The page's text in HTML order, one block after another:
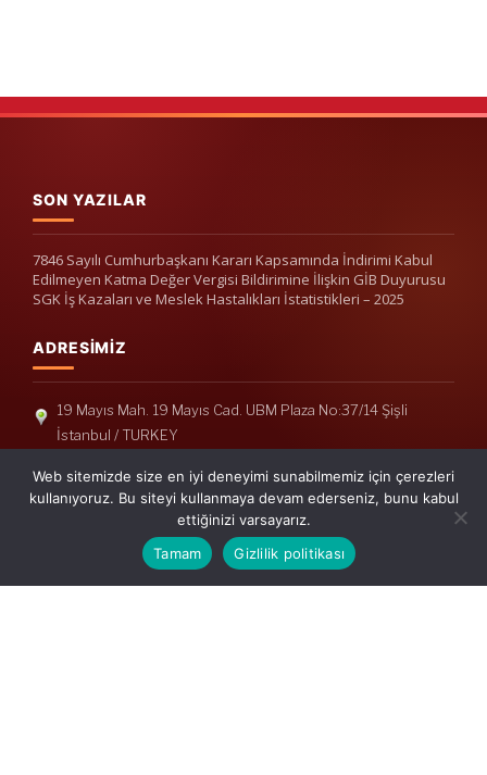
SON YAZILAR
7846 Sayılı Cumhurbaşkanı Kararı Kapsamında İndirimi Kabul
Edilmeyen Katma Değer Vergisi Bildirimine İlişkin GİB Duyurusu
SGK İş Kazaları ve Meslek Hastalıkları İstatistikleri – 2025
ADRESIMIZ
19 Mayıs Mah. 19 Mayıs Cad. UBM Plaza No:37/14 Şişli
İstanbul / TURKEY
Telefon: +90(212) 240 33 39
Telefon: +90(212) 248 19 36
info@erisymm.com
Web sitemizde size en iyi deneyimi sunabilmemiz için çerezleri
kullanıyoruz. Bu siteyi kullanmaya devam ederseniz, bunu kabul
ettiğinizi varsayarız.
Tamam
Gizlilik politikası